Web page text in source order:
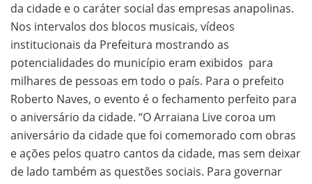
da cidade e o caráter social das empresas anapolinas.
Nos intervalos dos blocos musicais, vídeos
institucionais da Prefeitura mostrando as
potencialidades do município eram exibidos para
milhares de pessoas em todo o país. Para o prefeito
Roberto Naves, o evento é o fechamento perfeito para
o aniversário da cidade. “O Arraiana Live coroa um
aniversário da cidade que foi comemorado com obras
e ações pelos quatro cantos da cidade, mas sem deixar
de lado também as questões sociais. Para governar